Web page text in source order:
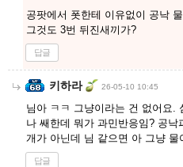
공팟에서 폿한테 이유없이 공낙
그것도 3번 뒤진새끼가?
답글
키하라 26-05-10 10:45
님아 ㅋㅋ 그냥이라는 건 없어요.
나 쌔한데 뭐가 과민반응임? 공
개가 아닌데 님 같으면 아 그냥 물
답글